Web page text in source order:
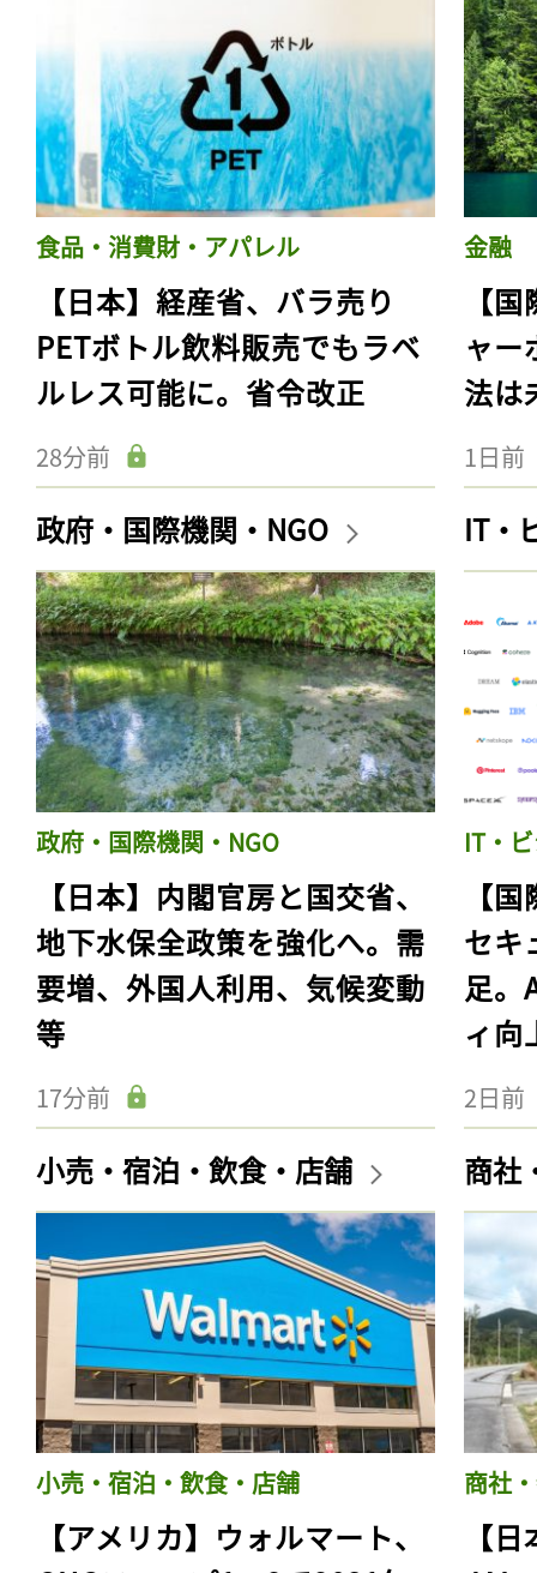
食品・消費財・アパレル
【日本】経産省、バラ売り
PETボトル飲料販売でもラベ
ルレス可能に。省令改正
28分前
金融
【
ャー
法は
1日前
政府・国際機関・NGO
政府・国際機関・NGO
【日本】内閣官房と国交省、
地下水保全政策を強化へ。需
要増、外国人利用、気候変動
等
17分前
IT・
IT・
【
セキ
足。
ィ向
2日前
小売・宿泊・飲食・店舗
小売・宿泊・飲食・店舗
【アメリカ】ウォルマート、
商社
商社
【